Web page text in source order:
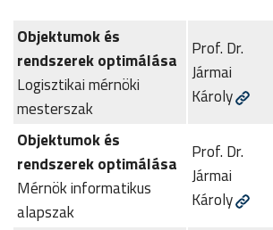
Objektumok és
rendszerek optimálása
Logisztikai mérnöki
mesterszak
Prof. Dr.
Jármai
Károly
Objektumok és
rendszerek optimálása
Mérnök informatikus
alapszak
Prof. Dr.
Jármai
Károly